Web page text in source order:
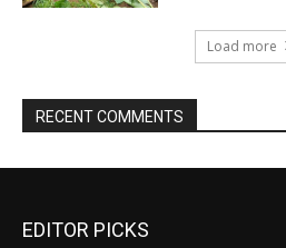
Load more
RECENT COMMENTS
EDITOR PICKS